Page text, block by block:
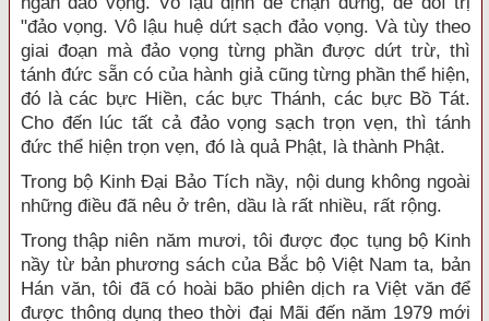
"đảo vọng. Vô lậu huệ dứt sạch đảo vọng. Và tùy theo
giai đoạn mà đảo vọng từng phần được dứt trừ, thì
tánh đức sẵn có của hành giả cũng từng phần thể hiện,
đó là các bực Hiền, các bực Thánh, các bực Bồ Tát.
Cho đến lúc tất cả đảo vọng sạch trọn vẹn, thì tánh
đức thể hiện trọn vẹn, đó là quả Phật, là thành Phật.
Trong bộ Kinh Đại Bảo Tích nầy, nội dung không ngoài
những điều đã nêu ở trên, dầu là rất nhiều, rất rộng.
Trong thập niên năm mươi, tôi được đọc tụng bộ Kinh
nầy từ bản phương sách của Bắc bộ Việt Nam ta, bản
Hán văn, tôi đã có hoài bão phiên dịch ra Việt văn để
được thông dụng theo thời đại Mãi đến năm 1979 mới